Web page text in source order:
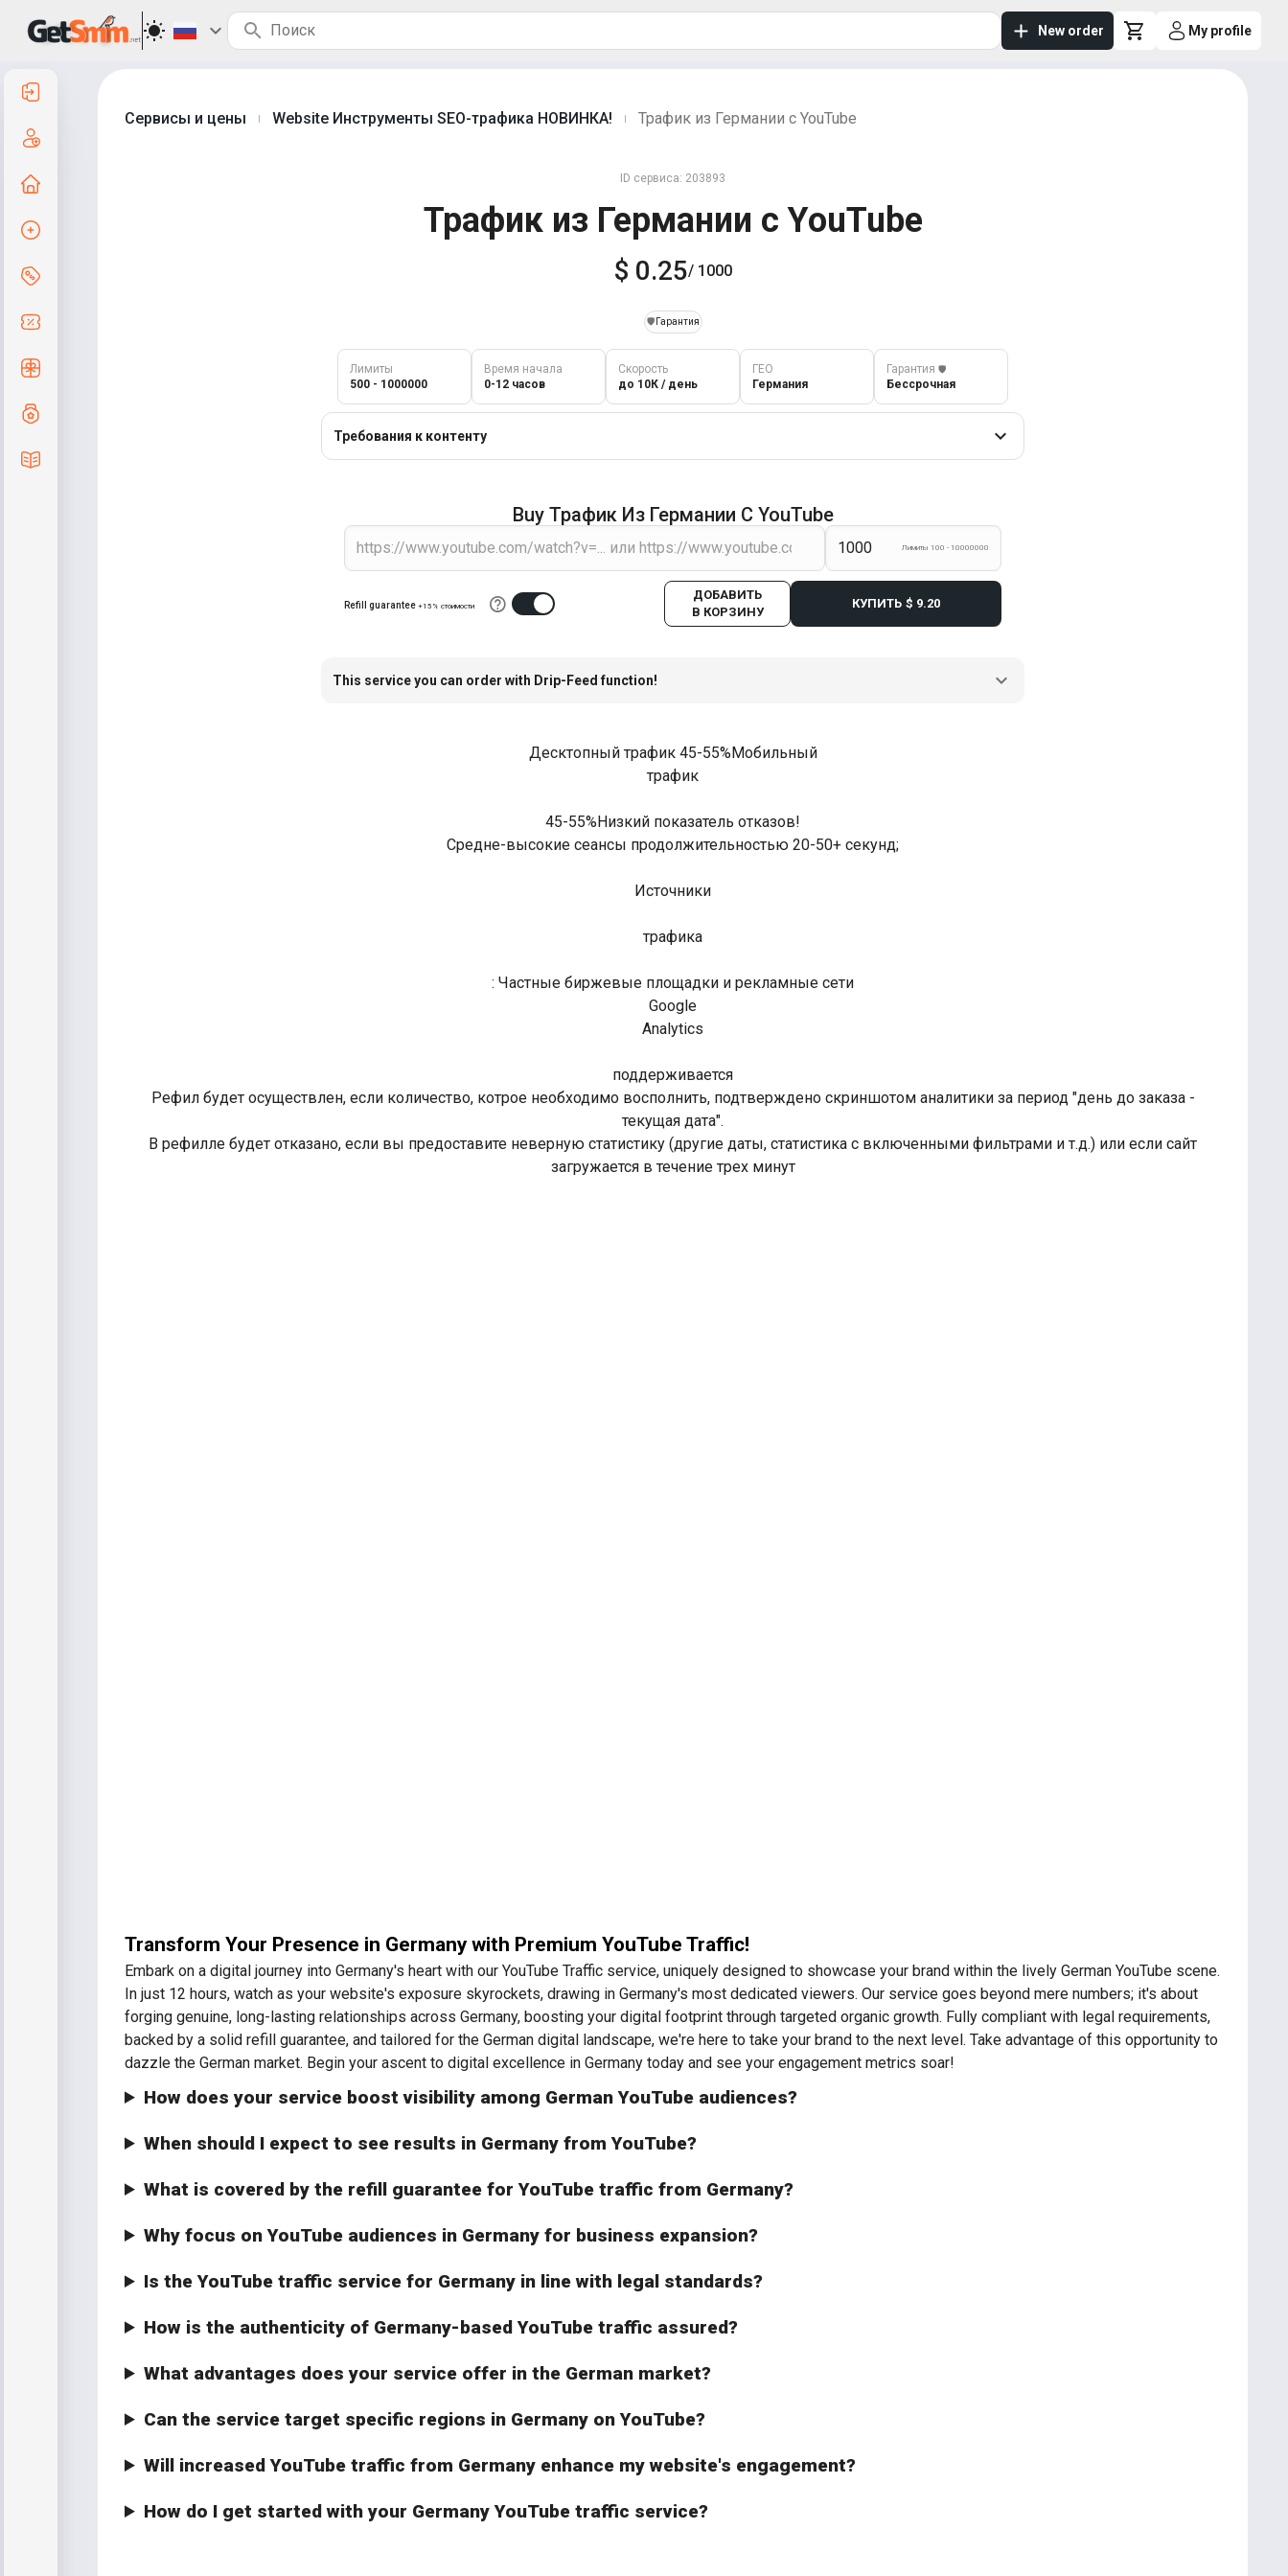
New order My profile
Сервисы и цены Website Инструменты SEO-трафика НОВИНКА! Трафик из Германии с YouTube
ID сервиса: 203893
Трафик из Германии с YouTube
$ 0.25/ 1000
️🛡️ Гарантия
Лимиты
500 - 1000000
Время начала
0-12 часов
Скорость
до 10К / день
ГЕО
Германия
Гарантия ️🛡️
Бессрочная
Требования к контенту
Buy Трафик Из Германии С YouTube
Лимиты 100 - 10000000
Refill guarantee +15% стоимости
ДОБАВИТЬ
В КОРЗИНУ
КУПИТЬ $ 9.20
This service you can order with Drip-Feed function!
Десктопный трафик 45-55%Мобильный
трафик
45-55%Низкий показатель отказов!
Средне-высокие сеансы продолжительностью 20-50+ секунд;
Источники
трафика
: Частные биржевые площадки и рекламные сети
Google
Analytics
поддерживается
Рефил будет осуществлен, если количество, котрое необходимо восполнить, подтверждено скриншотом аналитики за период "день до заказа -
текущая дата".
В рефилле будет отказано, если вы предоставите неверную статистику (другие даты, статистика с включенными фильтрами и т.д.) или если сайт
загружается в течение трех минут
Transform Your Presence in Germany with Premium YouTube Traffic!
Embark on a digital journey into Germany's heart with our YouTube Traffic service, uniquely designed to showcase your brand within the lively German YouTube scene.
In just 12 hours, watch as your website's exposure skyrockets, drawing in Germany's most dedicated viewers. Our service goes beyond mere numbers; it's about
forging genuine, long-lasting relationships across Germany, boosting your digital footprint through targeted organic growth. Fully compliant with legal requirements,
backed by a solid refill guarantee, and tailored for the German digital landscape, we're here to take your brand to the next level. Take advantage of this opportunity to
dazzle the German market. Begin your ascent to digital excellence in Germany today and see your engagement metrics soar!
How does your service boost visibility among German YouTube audiences?
When should I expect to see results in Germany from YouTube?
What is covered by the refill guarantee for YouTube traffic from Germany?
Why focus on YouTube audiences in Germany for business expansion?
Is the YouTube traffic service for Germany in line with legal standards?
How is the authenticity of Germany-based YouTube traffic assured?
What advantages does your service offer in the German market?
Can the service target specific regions in Germany on YouTube?
Will increased YouTube traffic from Germany enhance my website's engagement?
How do I get started with your Germany YouTube traffic service?